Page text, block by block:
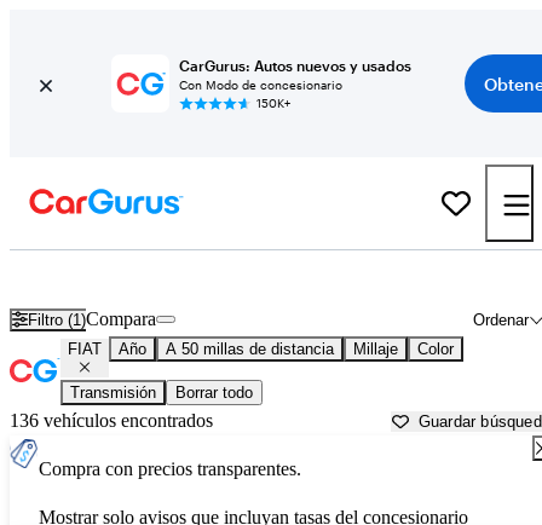
CarGurus: Autos nuevos y usados
Con Modo de concesionario
150K+
Filtro (1) Ordenar
Compara
FIAT Año A 50 millas de distancia Millaje Color
Transmisión Borrar todo
136 vehículos encontrados Guardar
Compra con precios transparentes.
Mostrar solo avisos que incluyan tasas del concesionario